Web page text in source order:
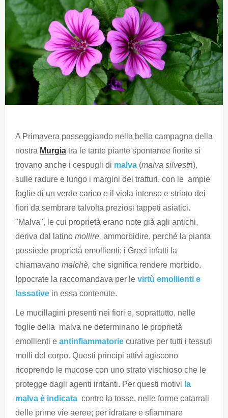
A Primavera passeggiando nella bella campagna della
nostra Murgia tra le tante piante spontanee fiorite si
trovano anche i cespugli di malva (malva silvestri),
sulle radure e lungo i margini dei tratturi, con le ampie
foglie di un verde carico e il viola intenso e striato dei
fiori da sembrare talvolta preziosi tappeti asiatici.
"Malva", le cui proprietà erano note già agli antichi,
deriva dal latino mollire, ammorbidire, perché la pianta
possiede proprietà emollienti; i Greci infatti la
chiamavano malchè, che significa rendere morbido.
Ippocrate la raccomandava per le virtù emollienti e
lassative in essa contenute.
Le mucillagini presenti nei fiori e, soprattutto, nelle
foglie della malva ne determinano le proprietà
emollienti e antinfiammatorie curative per tutti i tessuti
molli del corpo. Questi principi attivi agiscono
ricoprendo le mucose con uno strato vischioso che le
protegge dagli agenti irritanti. Per questi motivi la
malva è indicata contro la tosse, nelle forme catarrali
delle prime vie aeree; per idratare e sfiammare